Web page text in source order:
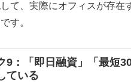
て、実際にオフィスが存在
す。
9：「即日融資」「最短
ている